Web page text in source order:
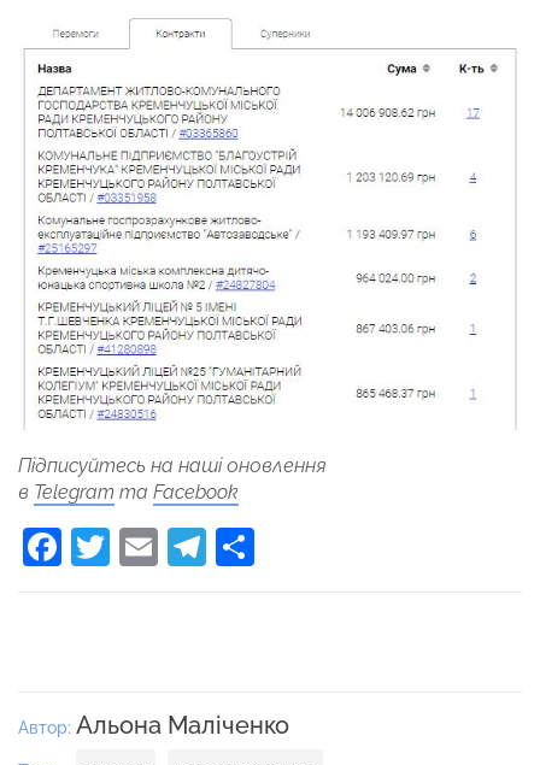
Підписуйтесь на наші оновлення
в Telegram та Facebook
Facebook
Twitter
EmailTelegram
Автор: Альона Маліченко